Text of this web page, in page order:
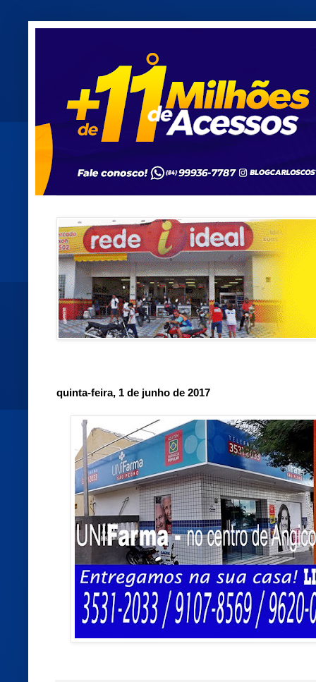
quinta-feira, 1 de junho de 2017